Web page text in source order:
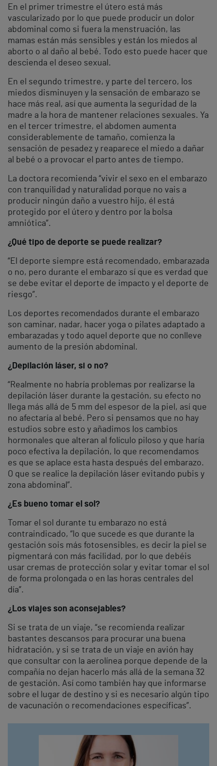
En el primer trimestre el útero está más
vascularizado por lo que puede producir un dolor
abdominal como si fuera la menstruación, las
mamas están más sensibles y están los miedos al
aborto o al daño al bebé. Todo esto puede hacer que
descienda el deseo sexual.
En el segundo trimestre, y parte del tercero, los
miedos disminuyen y la sensación de embarazo se
hace más real, así que aumenta la seguridad de la
madre a la hora de mantener relaciones sexuales. Ya
en el tercer trimestre, el abdomen aumenta
considerablemente de tamaño, comienza la
sensación de pesadez y reaparece el miedo a dañar
al bebé o a provocar el parto antes de tiempo.
La doctora recomienda “vivir el sexo en el embarazo
con tranquilidad y naturalidad porque no vais a
producir ningún daño a vuestro hijo, él está
protegido por el útero y dentro por la bolsa
amniótica”.
¿Qué tipo de deporte se puede realizar?
“El deporte siempre está recomendado, embarazada
o no, pero durante el embarazo sí que es verdad que
se debe evitar el deporte de impacto y el deporte de
riesgo”.
Los deportes recomendados durante el embarazo
son caminar, nadar, hacer yoga o pilates adaptado a
embarazadas y todo aquel deporte que no conlleve
aumento de la presión abdominal.
¿Depilación láser, si o no?
“Realmente no habría problemas por realizarse la
depilación láser durante la gestación, su efecto no
llega más allá de 5 mm del espesor de la piel, así que
no afectaría al bebé. Pero si pensamos que no hay
estudios sobre esto y añadimos los cambios
hormonales que alteran al folículo piloso y que haría
poco efectiva la depilación, lo que recomendamos
es que se aplace esta hasta después del embarazo.
O que se realice la depilación láser evitando pubis y
zona abdominal”.
¿Es bueno tomar el sol?
Tomar el sol durante tu embarazo no está
contraindicado, “lo que sucede es que durante la
gestación sois más fotosensibles, es decir la piel se
pigmentará con más facilidad, por lo que debéis
usar cremas de protección solar y evitar tomar el sol
de forma prolongada o en las horas centrales del
día”.
¿Los viajes son aconsejables?
Si se trata de un viaje, “se recomienda realizar
bastantes descansos para procurar una buena
hidratación, y si se trata de un viaje en avión hay
que consultar con la aerolínea porque depende de la
compañía no dejan hacerlo más allá de la semana 32
de gestación. Así como también hay que informarse
sobre el lugar de destino y si es necesario algún tipo
de vacunación o recomendaciones específicas”.